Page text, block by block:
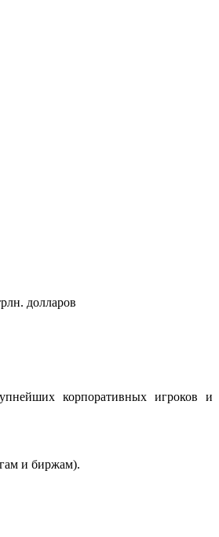
долларов
корпоративных игроков и
и биржам).